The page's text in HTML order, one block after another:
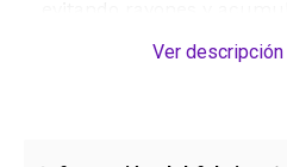
Ademas de su
Ver